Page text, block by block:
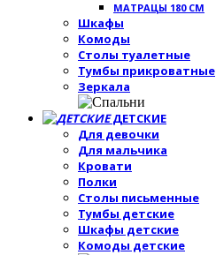
МАТРАЦЫ 180 СМ
Шкафы
Комоды
Столы туалетные
Тумбы прикроватные
Зеркала
ДЕТСКИЕ
Для девочки
Для мальчика
Кровати
Полки
Столы письменные
Тумбы детские
Шкафы детские
Комоды детские